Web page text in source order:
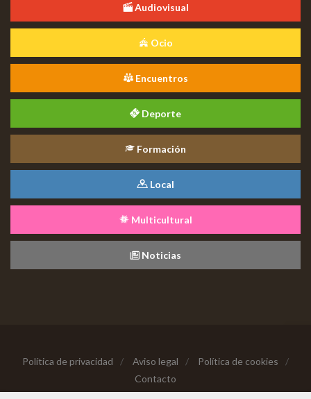
Audiovisual
Ocio
Encuentros
Deporte
Formación
Local
Multicultural
Noticias
Política de privacidad / Aviso legal / Política de cookies
/
Contacto